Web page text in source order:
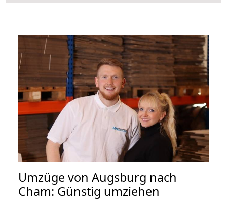
Umzüge von Augsburg nach
Cham: Günstig umziehen